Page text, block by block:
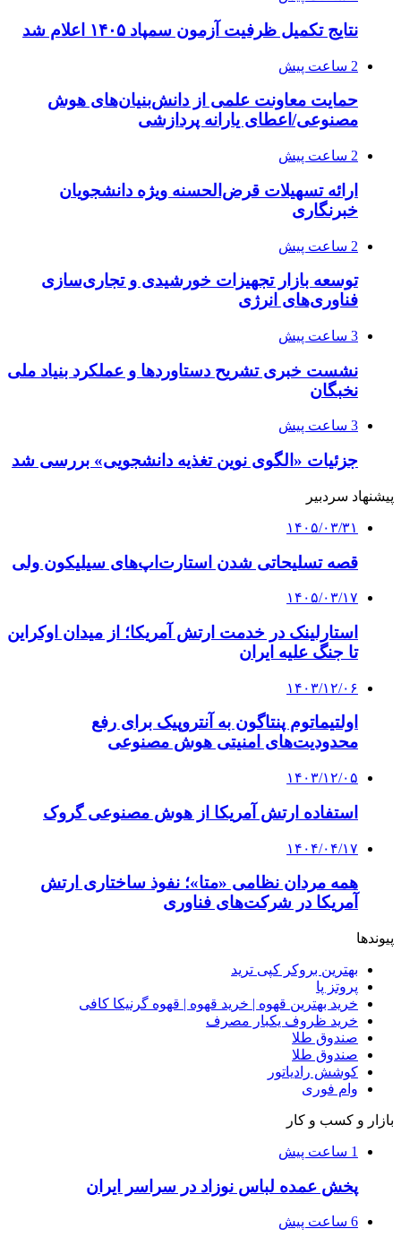
نتایج تکمیل ظرفیت آزمون سمپاد ۱۴۰۵ اعلام شد
2 ساعت پیش
حمایت معاونت علمی از دانش‌بنیان‌های هوش
مصنوعی/اعطای یارانه پردازشی
2 ساعت پیش
ارائه تسهیلات قرض‌الحسنه ویژه دانشجویان
خبرنگاری
2 ساعت پیش
توسعه بازار تجهیزات خورشیدی و تجاری‌سازی
فناوری‌های انرژی
3 ساعت پیش
نشست خبری تشریح دستاوردها و عملکرد بنیاد ملی
نخبگان
3 ساعت پیش
جزئیات «الگوی نوین تغذیه دانشجویی» بررسی شد
پیشنهاد سردبیر
۱۴۰۵/۰۳/۳۱
قصه تسلیحاتی شدن استارت‌اپ‌های سیلیکون ولی
۱۴۰۵/۰۳/۱۷
استارلینک در خدمت ارتش آمریکا؛ از میدان اوکراین
تا جنگ علیه ایران
۱۴۰۳/۱۲/۰۶
اولتیماتوم پنتاگون به آنتروپیک برای رفع
محدودیت‌های امنیتی هوش مصنوعی
۱۴۰۳/۱۲/۰۵
استفاده ارتش آمریکا از هوش مصنوعی گروک
۱۴۰۴/۰۴/۱۷
همه مردان نظامی «متا»؛ نفوذ ساختاری ارتش
آمریکا در شرکت‌های فناوری
پیوندها
بهترین بروکر کپی ترید
پروتز پا
خرید بهترین قهوه | خرید قهوه | قهوه گرنیکا کافی
خرید ظروف یکبار مصرف
صندوق طلا
صندوق طلا
کوشش رادیاتور
وام فوری
بازار و کسب و کار
1 ساعت پیش
پخش عمده لباس نوزاد در سراسر ایران
6 ساعت پیش